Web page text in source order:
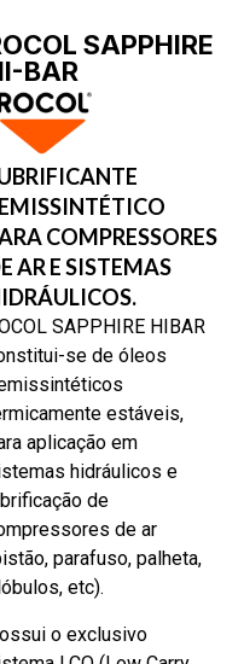
SAPPHIRE
BAR
COMPRESSORES
AR E SISTEMAS
SAPPHIRE HIBAR
se de óleos
estáveis,
aplicação em
hidráulicos e
de
de ar
parafuso, palheta,
etc).
o exclusivo